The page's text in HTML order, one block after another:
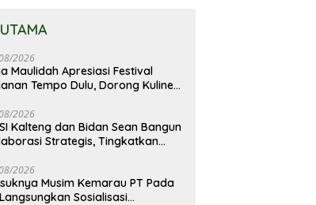
2026
Maulidah Apresiasi Festival
Tempo Dulu, Dorong Kuliner
2026
Kalteng dan Bidan Sean Bangun
Strategis, Tingkatkan
2026
Musim Kemarau PT Pada
Sosialisasi